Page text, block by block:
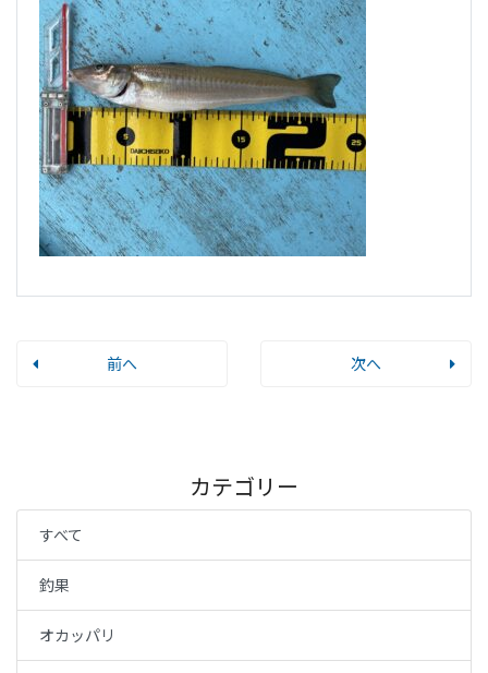
前へ 次へ
カテゴリー
すべて
釣果
オカッパリ